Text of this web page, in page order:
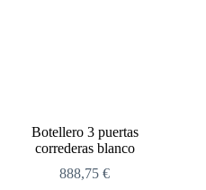
Botellero 3 puertas
correderas blanco
888,75€